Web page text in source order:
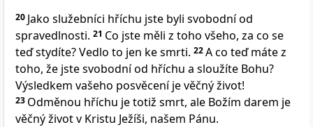
20 Jako služebníci hříchu jste byli svobodní od
spravedlnosti. 21 Co jste měli z toho všeho, za co se
teď stydíte? Vedlo to jen ke smrti. 22A co teď máte z
toho, že jste svobodní od hříchu a sloužíte Bohu?
Výsledkem vašeho posvěcení je věčný život!
23 Odměnou hříchu je totiž smrt, ale Božím darem je
věčný život v Kristu Ježíši, našem Pánu.